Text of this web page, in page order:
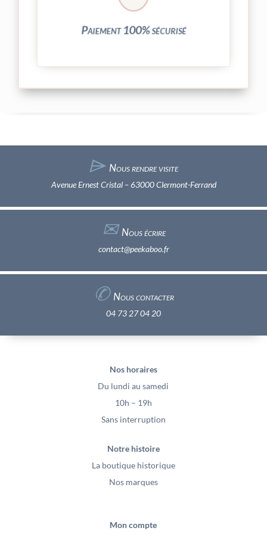
Paiement 100% sécurisé
Vos transactions par carte bancaire sont
⌲ Nous rendre visite
Avenue Ernest Cristal – 63000 Clermont-Ferrand
✉︎Nous écrire
contact@peekaboo.fr
✆ Nous contacter
04 73 27 04 20
Nos horaires
Du lundi au samedi
10h – 19h
Sans interruption
Notre histoire
La boutique historique
Nos marques
Mon compte